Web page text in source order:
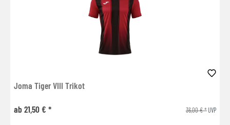
Joma Tiger VIII Trikot
ab 21,50 € * 36,00 € *UVP